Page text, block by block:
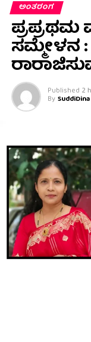
ಅಂತರಂಗ
ಪ್ರಪ್ರಥಮ
ಸಮ್ಮೇಳನ
Published 2
By SuddiDina